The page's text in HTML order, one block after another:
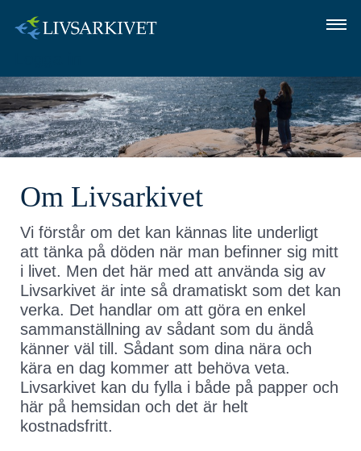
OM LIVSARKIVET
SÅ GÖR DU
FRÅGOR OCH SVAR
LOGGA IN
Om Livsarkivet
Vi förstår om det kan kännas lite underligt
att tänka på döden när man befinner sig mitt
i livet. Men det här med att använda sig av
Livsarkivet är inte så dramatiskt som det kan
verka. Det handlar om att göra en enkel
sammanställning av sådant som du ändå
känner väl till. Sådant som dina nära och
kära en dag kommer att behöva veta.
Livsarkivet kan du fylla i både på papper och
här på hemsidan och det är helt
kostnadsfritt.